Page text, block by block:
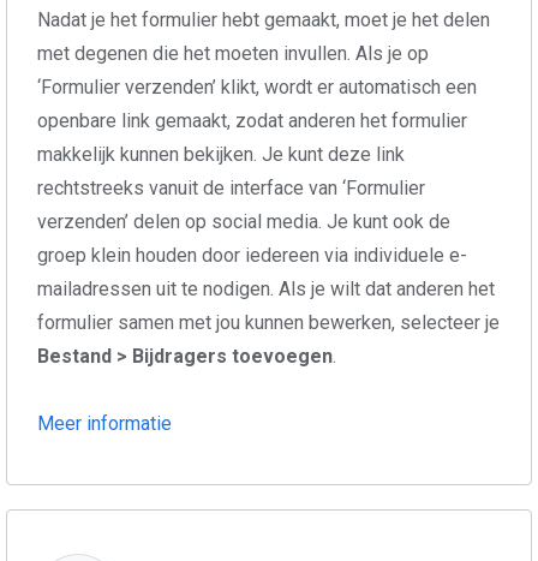
Nadat je het formulier hebt gemaakt, moet je het delen
met degenen die het moeten invullen. Als je op
‘Formulier verzenden’ klikt, wordt er automatisch een
openbare link gemaakt, zodat anderen het formulier
makkelijk kunnen bekijken. Je kunt deze link
rechtstreeks vanuit de interface van ‘Formulier
verzenden’ delen op social media. Je kunt ook de
groep klein houden door iedereen via individuele e-
mailadressen uit te nodigen. Als je wilt dat anderen het
formulier samen met jou kunnen bewerken, selecteer je
Bestand > Bijdragers toevoegen.
Meer informatie